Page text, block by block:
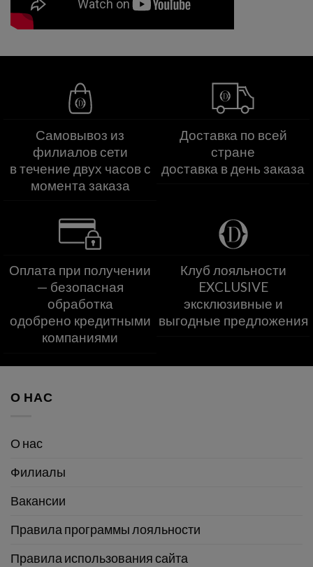
Самовывоз из
филиалов сети
в течение двух часов с
момента заказа
Доставка по всей
стране
доставка в день заказа
Оплата при получении
— безопасная
обработка
одобрено кредитными
компаниями
Клуб лояльности
EXCLUSIVE
эксклюзивные и
выгодные предложения
О НАС
О нас
Филиалы
Вакансии
Правила программы лояльности
Правила использования сайта